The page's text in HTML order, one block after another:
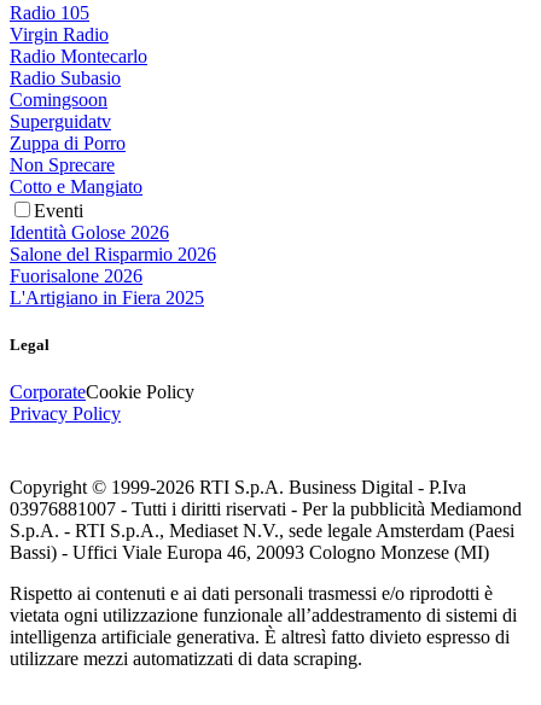
Radio 105
Virgin Radio
Radio Montecarlo
Radio Subasio
Comingsoon
Superguidatv
Zuppa di Porro
Non Sprecare
Cotto e Mangiato
Eventi
Identità Golose 2026
Salone del Risparmio 2026
Fuorisalone 2026
L'Artigiano in Fiera 2025
Legal
CorporateCookie Policy
Privacy Policy
Copyright © 1999-2026 RTI S.p.A. Business Digital - P.Iva
03976881007 - Tutti i diritti riservati - Per la pubblicità Mediamond
S.p.A. - RTI S.p.A., Mediaset N.V., sede legale Amsterdam (Paesi
Bassi) - Uffici Viale Europa 46, 20093 Cologno Monzese (MI)
Rispetto ai contenuti e ai dati personali trasmessi e/o riprodotti è
vietata ogni utilizzazione funzionale all’addestramento di sistemi di
intelligenza artificiale generativa. È altresì fatto divieto espresso di
utilizzare mezzi automatizzati di data scraping.